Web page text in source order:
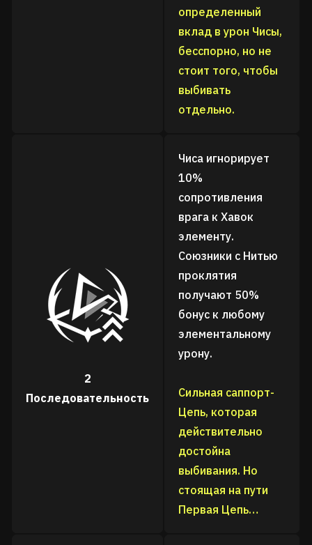
определенный
вклад в урон Чисы,
бесспорно, но не
стоит того, чтобы
выбивать
отдельно.
2
Последовательность
Чиса игнорирует
10%
сопротивления
врага к Хавок
элементу.
Союзники с Нитью
проклятия
получают 50%
бонус к любому
элементальному
урону.
Сильная саппорт-
Цепь, которая
действительно
достойна
выбивания. Но
стоящая на пути
Первая Цепь…